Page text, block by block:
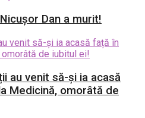
Dan a murit!
au venit să-și ia acasă
Medicină, omorâtă de